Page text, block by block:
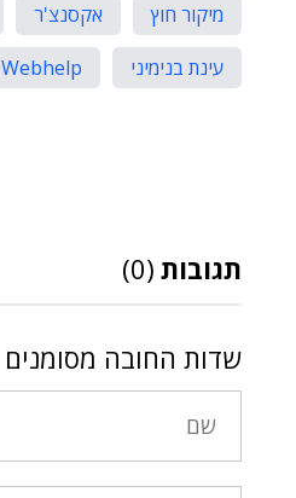
מיקור חוץ אקסנצ'ר
עינת בנימיני
Webhelp
תגובות (0)
שדות החובה מסומנים